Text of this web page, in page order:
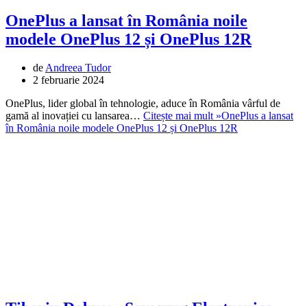
OnePlus a lansat în România noile
modele OnePlus 12 și OnePlus 12R
deAndreea Tudor
2 februarie 2024
OnePlus, lider global în tehnologie, aduce în România vârful de
gamă al inovației cu lansarea… Citește mai mult »OnePlus a lansat
în România noile modele OnePlus 12 și OnePlus 12R